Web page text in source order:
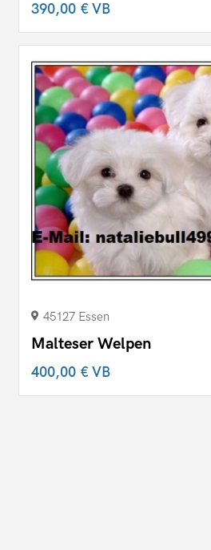
390,00 €VB
45127 Essen
Malteser Welpen
400,00 €VB